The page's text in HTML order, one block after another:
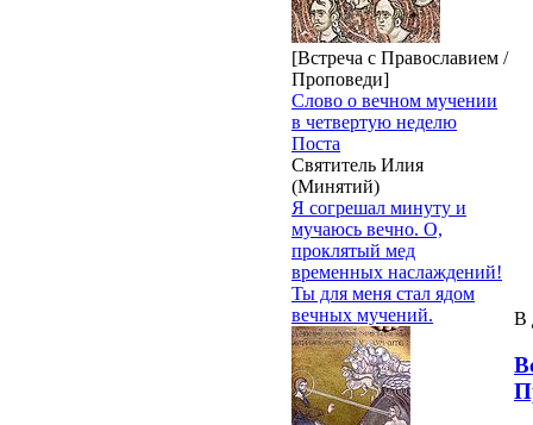
[Встреча с Православием /
Проповеди]
Слово о вечном мучении
в четвертую неделю
Поста
Святитель Илия
(Минятий)
Я согрешал минуту и
мучаюсь вечно. О,
проклятый мед
временных наслаждений!
Ты для меня стал ядом
вечных мучений.
В